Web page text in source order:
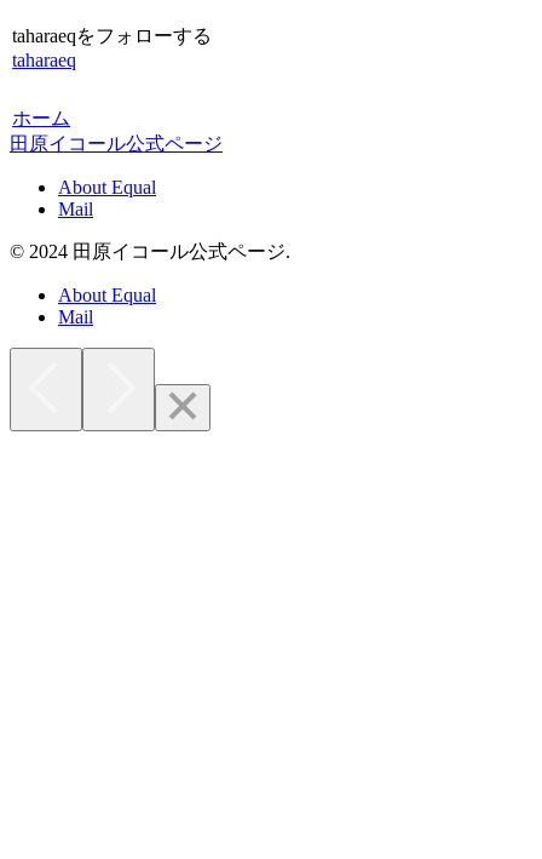
taharaeqをフォローする
taharaeq
ホーム
田原イコール公式ページ
About Equal
Mail
© 2024 田原イコール公式ページ.
About Equal
Mail